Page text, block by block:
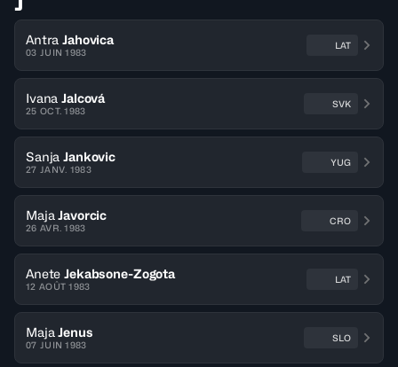
Antra Jahovica
03 JUIN 1983
LAT
Ivana Jalcová
25 OCT. 1983
SVK
Sanja Jankovic
27 JANV. 1983
YUG
Maja Javorcic
26 AVR. 1983
CRO
Anete Jekabsone-Zogota
12 AOÛT 1983
LAT
Maja Jenus
07 JUIN 1983
SLO